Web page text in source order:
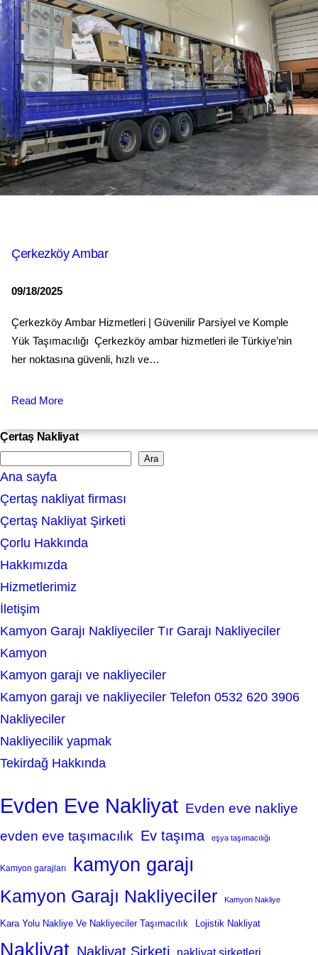
Çerkezköy Ambar
09/18/2025
Çerkezköy Ambar Hizmetleri | Güvenilir Parsiyel ve Komple
Yük Taşımacılığı Çerkezköy ambar hizmetleri ile Türkiye’nin
her noktasına güvenli, hızlı ve…
Read More
Çertaş Nakliyat
e
a
r
c
h
Ara
Ana sayfa
Çertaş nakliyat firması
Çertaş Nakliyat Şirketi
Çorlu Hakkında
Hakkımızda
Hizmetlerimiz
İletişim
Kamyon Garajı Nakliyeciler Tır Garajı Nakliyeciler
Kamyon
Kamyon garajı ve nakliyeciler
Kamyon garajı ve nakliyeciler Telefon 0532 620 3906
Nakliyeciler
Nakliyecilik yapmak
Tekirdağ Hakkında
Evden Eve Nakliyat Evden eve nakliye
evden eve taşımacılık Ev taşıma eşya taşımacılığı
Kamyon garajları kamyon garajı
Kamyon Garajı Nakliyeciler Kamyon Nakliye
Kara Yolu Nakliye Ve Nakliyeciler Taşımacılık Lojistik Nakliyat
Nakliyat Nakliyat Şirketi nakliyat şirketleri